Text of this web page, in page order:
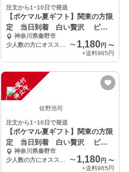
注文から1~10日で発送
【ポケマル夏ギフト】関東の方限
定 当日到着 白い贅沢 ピュ
アホワイト
神奈川県秦野市
〜 1,180円 〜
+送料965円
注
文
受
付
停
止
中
佐野浩司
注文から1~10日で発送
【ポケマル夏ギフト】関東の方限
定 当日到着 白い贅沢 ピュ
アホワイト
神奈川県秦野市
〜 1,180円 〜
+送料965円